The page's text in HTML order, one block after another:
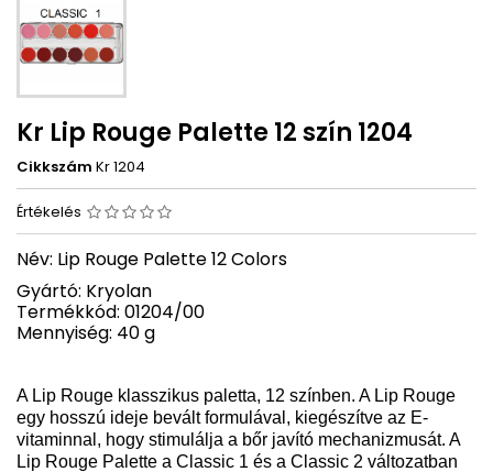
Kr Lip Rouge Palette 12 szín 1204
Cikkszám Kr 1204
Értékelés
Név: Lip Rouge Palette 12 Colors
Gyártó: Kryolan
Termékkód: 01204/00
Mennyiség: 40 g
A Lip Rouge klasszikus paletta, 12 színben. A Lip Rouge
egy hosszú ideje bevált formulával, kiegészítve az E-
vitaminnal, hogy stimulálja a bőr javító mechanizmusát. A
Lip Rouge Palette a Classic 1 és a Classic 2 változatban